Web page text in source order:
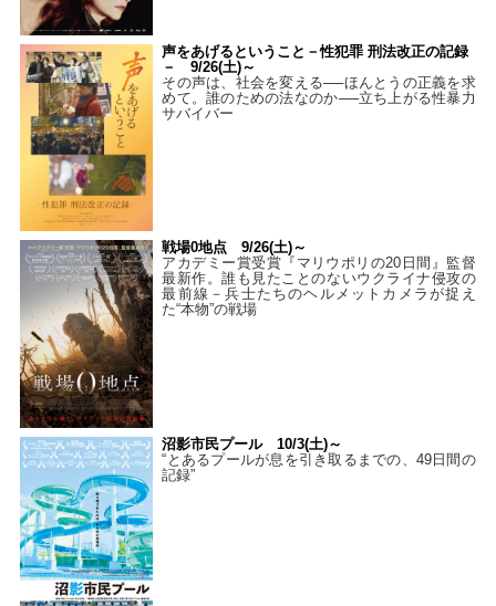
声をあげるということ－性犯罪 刑法改正の記録
－ 9/26(土)～
その声は、社会を変える──ほんとうの正義を求
めて。誰のための法なのか──立ち上がる性暴力
サバイバー
戦場0地点 9/26(土)～
アカデミー賞受賞『マリウポリの20日間』監督
最新作。誰も見たことのないウクライナ侵攻の
最前線－兵士たちのヘルメットカメラが捉え
た“本物”の戦場
沼影市民プール 10/3(土)～
“とあるプールが息を引き取るまでの、49日間の
記録”